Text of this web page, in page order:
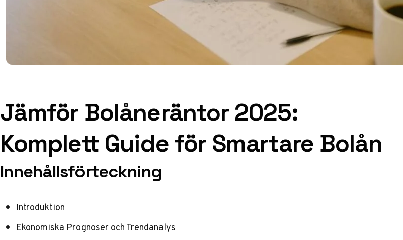
Jämför Bolåneräntor 2025:
Komplett Guide för Smartare Bolån
Innehållsförteckning
Introduktion
Ekonomiska Prognoser och Trendanalys